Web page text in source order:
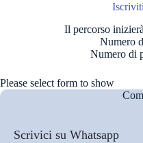
Il percorso
Numero
Numero di
Please select form to show
Scrivici su Whatsapp